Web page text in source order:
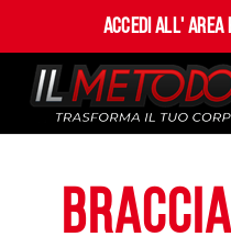
Accedi all' Area